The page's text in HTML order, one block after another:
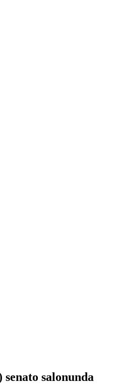
salonunda